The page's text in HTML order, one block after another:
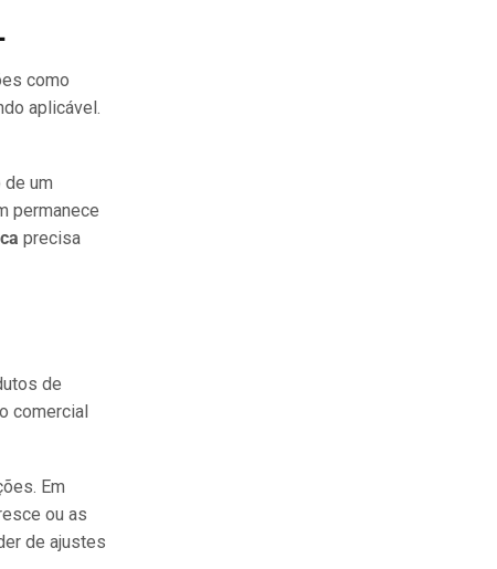
como
aplicável.
um
permanece
precisa
de
comercial
Em
ou as
de ajustes